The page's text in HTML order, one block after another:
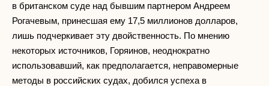
в британском суде над бывшим партнером Андреем
Рогачевым, принесшая ему 17,5 миллионов долларов,
лишь подчеркивает эту двойственность. По мнению
некоторых источников, Горяинов, неоднократно
использовавший, как предполагается, неправомерные
методы в российских судах, добился успеха в